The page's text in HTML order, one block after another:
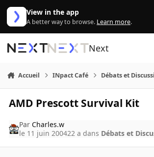
Aller au contenu
View in the app
A better way to browse. Learn more.
Next
Accueil INpact Café Débats et
AMD Prescott Survival Kit
ParCharles.w
le 11 juin 200422 a dans Débats et